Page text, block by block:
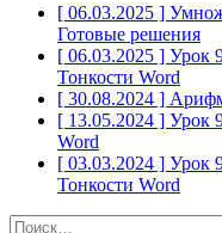
[ 06.03.2025 ]
Готовые решения
[ 06.03.2025 ] Урок
Тонкости Word
[ 30.08.2024 ]
[ 13.05.2024 ] Урок
Word
[ 03.03.2024 ] Урок
Тонкости Word
Найти: